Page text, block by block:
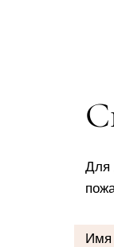
Для
Имя